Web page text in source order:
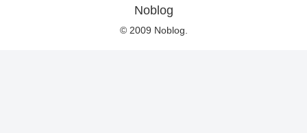
Noblog
© 2009 Noblog.